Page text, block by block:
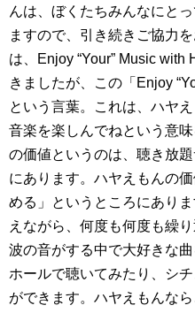
んは、ぼくたちみんなにと
ますので、引き続きご協力
は、Enjoy “Your” Music
きましたが、この「Enjoy
という言葉。これは、ハヤ
音楽を楽しんでねという意
の価値というのは、聴き放
にあります。ハヤえもんの
める」というところにあり
えながら、何度も何度も繰
波の音がする中で大好きな
ホールで聴いてみたり、シ
ができます。ハヤえもんな